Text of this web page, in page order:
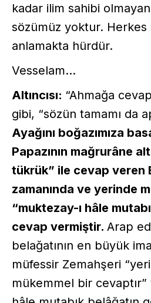
kadar ilim sahibi
sözümüz yoktur. Herkes
anlamakta hürdür.
Vesselam…
Altıncısı: “Ahmağa
gibi, “sözün tamamı da
Ayağını boğazımıza
Papazının mağrurâne
tükrük” ile cevap veren
zamanında ve yerinde
“muktezay-ı hâle
cevap vermiştir. Arap
belağatının en büyük
müfessir Zemahşeri
mükemmel bir cevaptır”